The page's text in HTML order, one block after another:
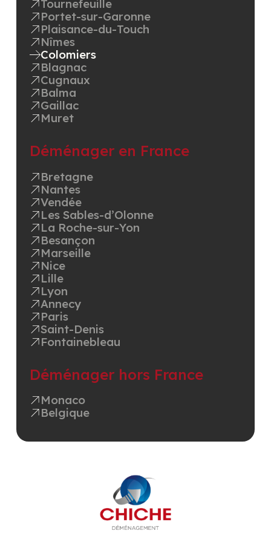
Tournefeuille
Portet-sur-Garonne
Plaisance-du-Touch
Nîmes
Colomiers
Blagnac
Cugnaux
Balma
Gaillac
Muret
Déménager en France
Bretagne
Nantes
Vendée
Les Sables-d’Olonne
La Roche-sur-Yon
Besançon
Marseille
Nice
Lille
Lyon
Annecy
Paris
Saint-Denis
Fontainebleau
Déménager hors France
Monaco
Belgique